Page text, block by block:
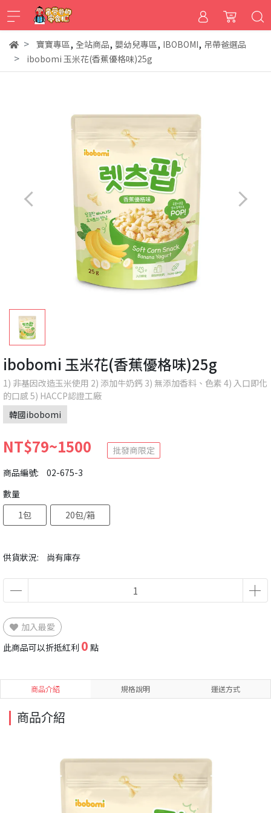
寶寶專區, 全站商品, 嬰幼兒專區, IBOBOMI, 吊帶爸選品
ibobomi 玉米花(香蕉優格味)25g
ibobomi 玉米花(香蕉優格味)25g
1) 非基因改造玉米使用 2) 添加牛奶鈣 3) 無添加香料、色素 4) 入口即化
的口感 5) HACCP認證工廠
韓國ibobomi
NT$79~1500
批發商限定
商品編號:
02-675-3
供貨狀況: 尚有庫存
數量
1包
20包/箱
加入最愛
此商品可以折抵紅利 0 點
商品介紹 規格說明 運送方式
商品介紹